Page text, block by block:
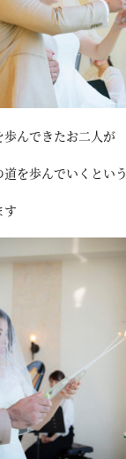
んできたお二人が
を歩んでいくという
す